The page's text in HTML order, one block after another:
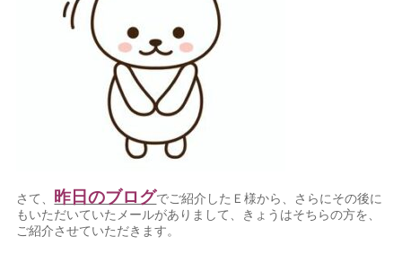
さて、 昨日のブログでご紹介したＥ様から、さらにその後に
もいただいていたメールがありまして、きょうはそちらの方を、
ご紹介させていただきます。